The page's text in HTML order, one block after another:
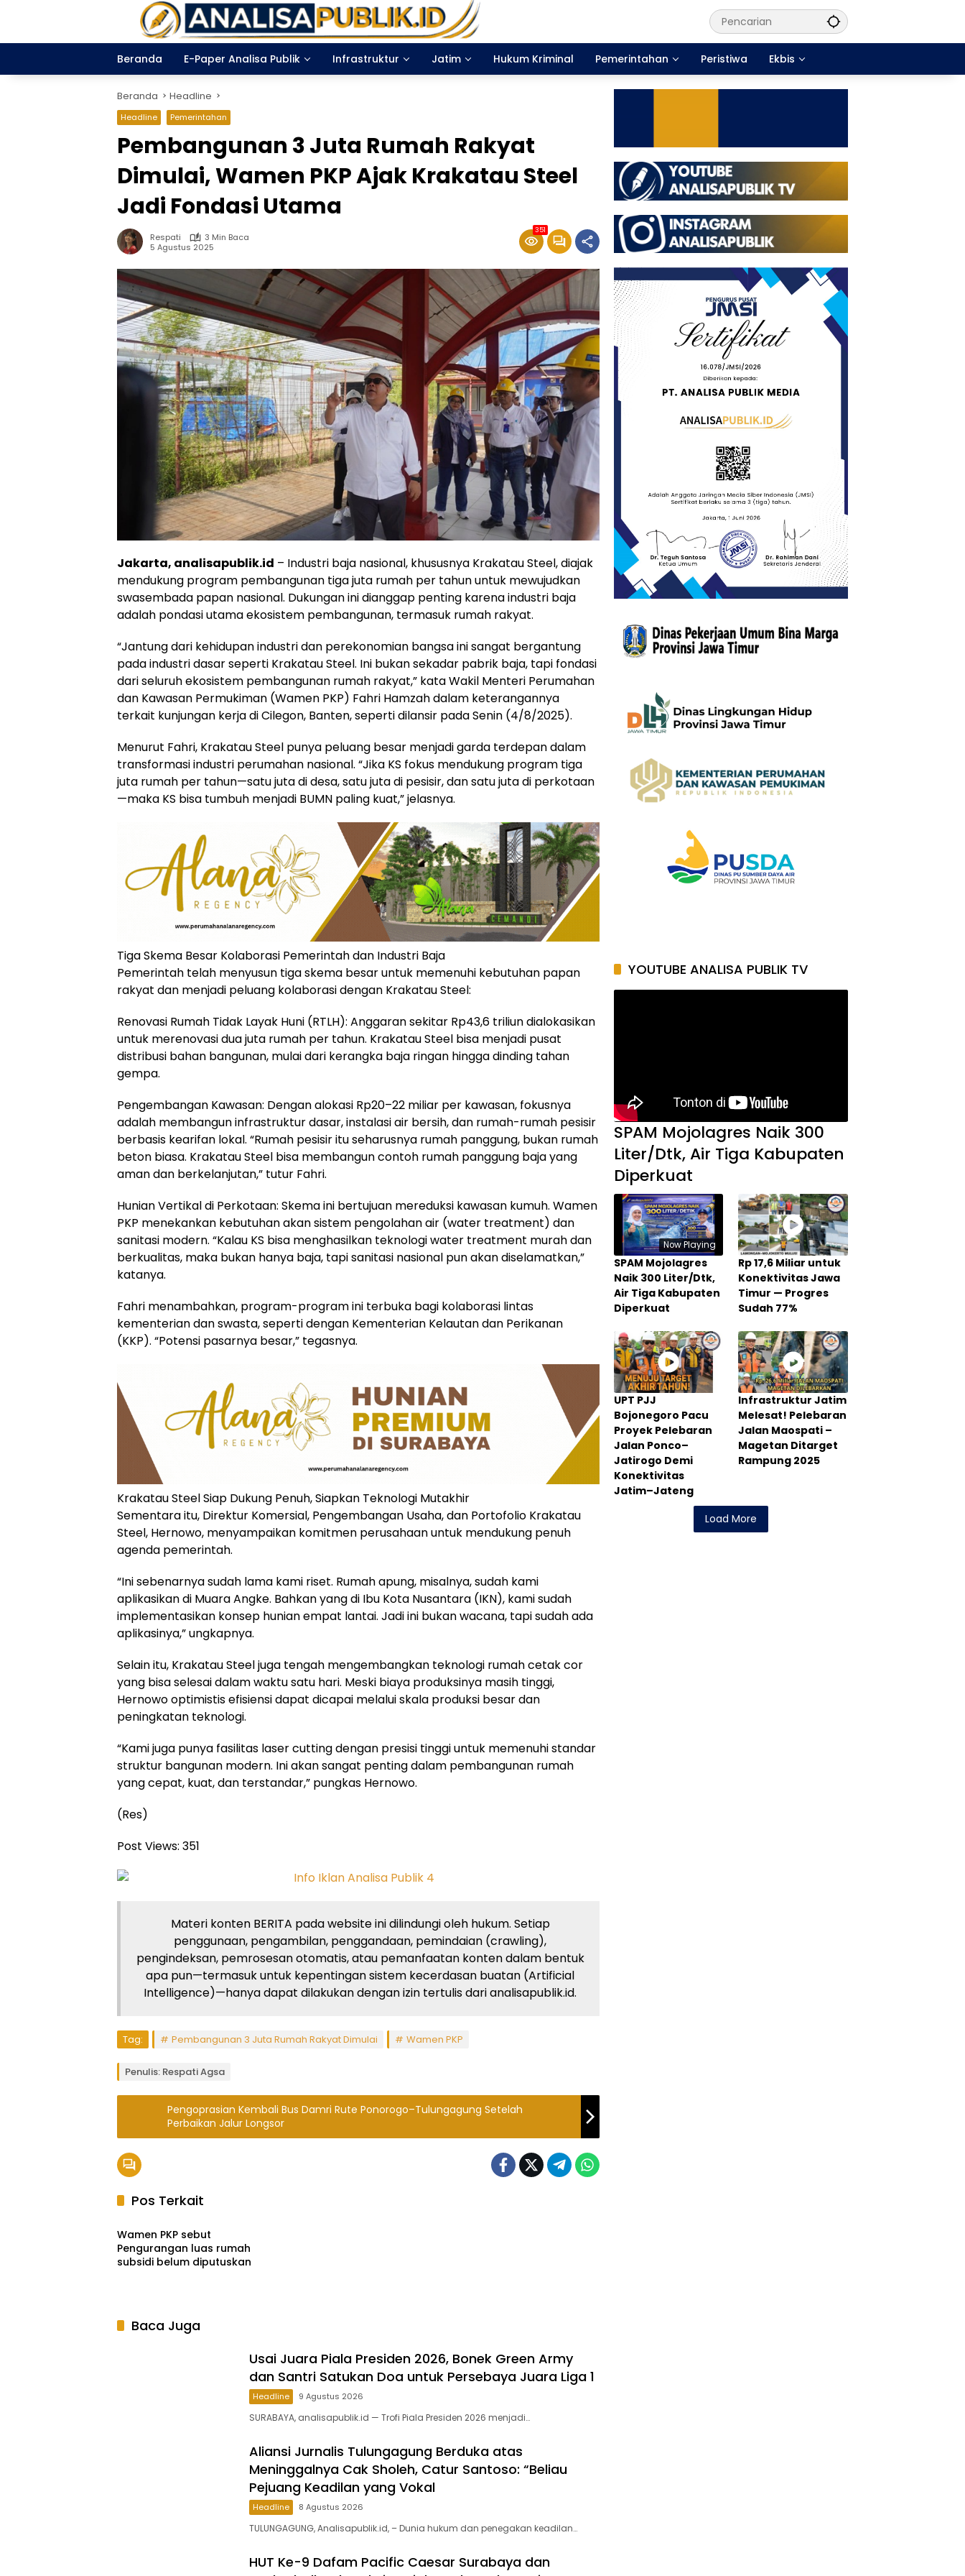
Beranda
E-Paper Analisa Publik Infrastruktur Jatim Hukum Kriminal Pemerintahan Peristiwa Ekbis
Beranda Headline
Headline Pemerintahan
Pembangunan 3 Juta Rumah Rakyat
Dimulai, Wamen PKP Ajak Krakatau Steel
Jadi Fondasi Utama
Respati
3 Min Baca
5 Agustus 2025
351
Jakarta, analisapublik.id – Industri baja nasional, khususnya Krakatau Steel, diajak
mendukung program pembangunan tiga juta rumah per tahun untuk mewujudkan
swasembada papan nasional. Dukungan ini dianggap penting karena industri baja
adalah pondasi utama ekosistem pembangunan, termasuk rumah rakyat.
“Jantung dari kehidupan industri dan perekonomian bangsa ini sangat bergantung
pada industri dasar seperti Krakatau Steel. Ini bukan sekadar pabrik baja, tapi fondasi
dari seluruh ekosistem pembangunan rumah rakyat,” kata Wakil Menteri Perumahan
dan Kawasan Permukiman (Wamen PKP) Fahri Hamzah dalam keterangannya
terkait kunjungan kerja di Cilegon, Banten, seperti dilansir pada Senin (4/8/2025).
Menurut Fahri, Krakatau Steel punya peluang besar menjadi garda terdepan dalam
transformasi industri perumahan nasional. “Jika KS fokus mendukung program tiga
juta rumah per tahun—satu juta di desa, satu juta di pesisir, dan satu juta di perkotaan
—maka KS bisa tumbuh menjadi BUMN paling kuat,” jelasnya.
Tiga Skema Besar Kolaborasi Pemerintah dan Industri Baja
Pemerintah telah menyusun tiga skema besar untuk memenuhi kebutuhan papan
rakyat dan menjadi peluang kolaborasi dengan Krakatau Steel:
Renovasi Rumah Tidak Layak Huni (RTLH): Anggaran sekitar Rp43,6 triliun dialokasikan
untuk merenovasi dua juta rumah per tahun. Krakatau Steel bisa menjadi pusat
distribusi bahan bangunan, mulai dari kerangka baja ringan hingga dinding tahan
gempa.
Pengembangan Kawasan: Dengan alokasi Rp20–22 miliar per kawasan, fokusnya
adalah membangun infrastruktur dasar, instalasi air bersih, dan rumah-rumah pesisir
berbasis kearifan lokal. “Rumah pesisir itu seharusnya rumah panggung, bukan rumah
beton biasa. Krakatau Steel bisa membangun contoh rumah panggung baja yang
aman dan berkelanjutan,” tutur Fahri.
Hunian Vertikal di Perkotaan: Skema ini bertujuan mereduksi kawasan kumuh. Wamen
PKP menekankan kebutuhan akan sistem pengolahan air (water treatment) dan
sanitasi modern. “Kalau KS bisa menghasilkan teknologi water treatment murah dan
berkualitas, maka bukan hanya baja, tapi sanitasi nasional pun akan diselamatkan,”
katanya.
Fahri menambahkan, program-program ini terbuka bagi kolaborasi lintas
kementerian dan swasta, seperti dengan Kementerian Kelautan dan Perikanan
(KKP). “Potensi pasarnya besar,” tegasnya.
Krakatau Steel Siap Dukung Penuh, Siapkan Teknologi Mutakhir
Sementara itu, Direktur Komersial, Pengembangan Usaha, dan Portofolio Krakatau
Steel, Hernowo, menyampaikan komitmen perusahaan untuk mendukung penuh
agenda pemerintah.
“Ini sebenarnya sudah lama kami riset. Rumah apung, misalnya, sudah kami
aplikasikan di Muara Angke. Bahkan yang di Ibu Kota Nusantara (IKN), kami sudah
implementasikan konsep hunian empat lantai. Jadi ini bukan wacana, tapi sudah ada
aplikasinya,” ungkapnya.
Selain itu, Krakatau Steel juga tengah mengembangkan teknologi rumah cetak cor
yang bisa selesai dalam waktu satu hari. Meski biaya produksinya masih tinggi,
Hernowo optimistis efisiensi dapat dicapai melalui skala produksi besar dan
peningkatan teknologi.
“Kami juga punya fasilitas laser cutting dengan presisi tinggi untuk memenuhi standar
struktur bangunan modern. Ini akan sangat penting dalam pembangunan rumah
yang cepat, kuat, dan terstandar,” pungkas Hernowo.
(Res)
Post Views: 351
Materi konten BERITA pada website ini dilindungi oleh hukum. Setiap
penggunaan, pengambilan, penggandaan, pemindaian (crawling),
pengindeksan, pemrosesan otomatis, atau pemanfaatan konten dalam bentuk
apa pun—termasuk untuk kepentingan sistem kecerdasan buatan (Artificial
Intelligence)—hanya dapat dilakukan dengan izin tertulis dari analisapublik.id.
Tag: Pembangunan 3 Juta Rumah Rakyat Dimulai Wamen PKP
Penulis: Respati Agsa
Pengoprasian Kembali Bus Damri Rute Ponorogo–Tulungagung Setelah
Perbaikan Jalur Longsor
Pos Terkait
Ekbis
Wamen PKP sebut
Pengurangan luas rumah
subsidi belum diputuskan
Baca Juga
Usai Juara Piala Presiden 2026, Bonek Green Army
dan Santri Satukan Doa untuk Persebaya Juara Liga 1
Headline 9 Agustus 2026
SURABAYA, analisapublik.id — Trofi Piala Presiden 2026 menjadi…
Aliansi Jurnalis Tulungagung Berduka atas
Meninggalnya Cak Sholeh, Catur Santoso: “Beliau
Pejuang Keadilan yang Vokal
Headline 8 Agustus 2026
​TULUNGAGUNG, Analisapublik.id, – Dunia hukum dan penegakan keadilan…
HUT Ke-9 Dafam Pacific Caesar Surabaya dan
YOUTUBE ANALISA PUBLIK TV
SPAM Mojolagres Naik 300
Liter/Dtk, Air Tiga Kabupaten
Diperkuat
Now Playing
SPAM Mojolagres
Naik 300 Liter/Dtk,
Air Tiga Kabupaten
Diperkuat
Rp 17,6 Miliar untuk
Konektivitas Jawa
Timur — Progres
Sudah 77%
UPT PJJ
Bojonegoro Pacu
Proyek Pelebaran
Jalan Ponco–
Jatirogo Demi
Konektivitas
Jatim–Jateng
Infrastruktur Jatim
Melesat! Pelebaran
Jalan Maospati –
Magetan Ditarget
Rampung 2025
Load More